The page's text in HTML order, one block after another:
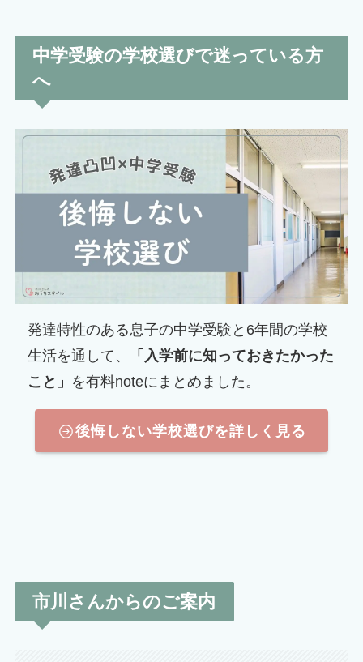
中学受験の学校選びで迷っている方
へ
発達特性のある息子の中学受験と6年間の学校
生活を通して、
「入学前に知っておきたかった
こと」 を有料noteにまとめました。
後悔しない学校選びを詳しく見る
市川さんからのご案内